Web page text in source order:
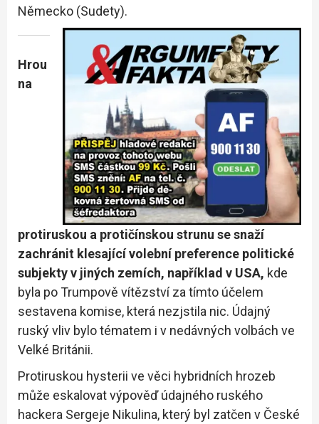
Německo (Sudety).
Hrou
na
protiruskou a protičínskou strunu se snaží
zachránit klesající volební preference politické
subjekty v jiných zemích, například v USA, kde
byla po Trumpově vítězství za tímto účelem
sestavena komise, která nezjstila nic. Údajný
ruský vliv bylo tématem i v nedávných volbách ve
Velké Británii.
Protiruskou hysterii ve věci hybridních hrozeb
může eskalovat výpověď údajného ruského
hackera Sergeje Nikulina, který byl zatčen v České